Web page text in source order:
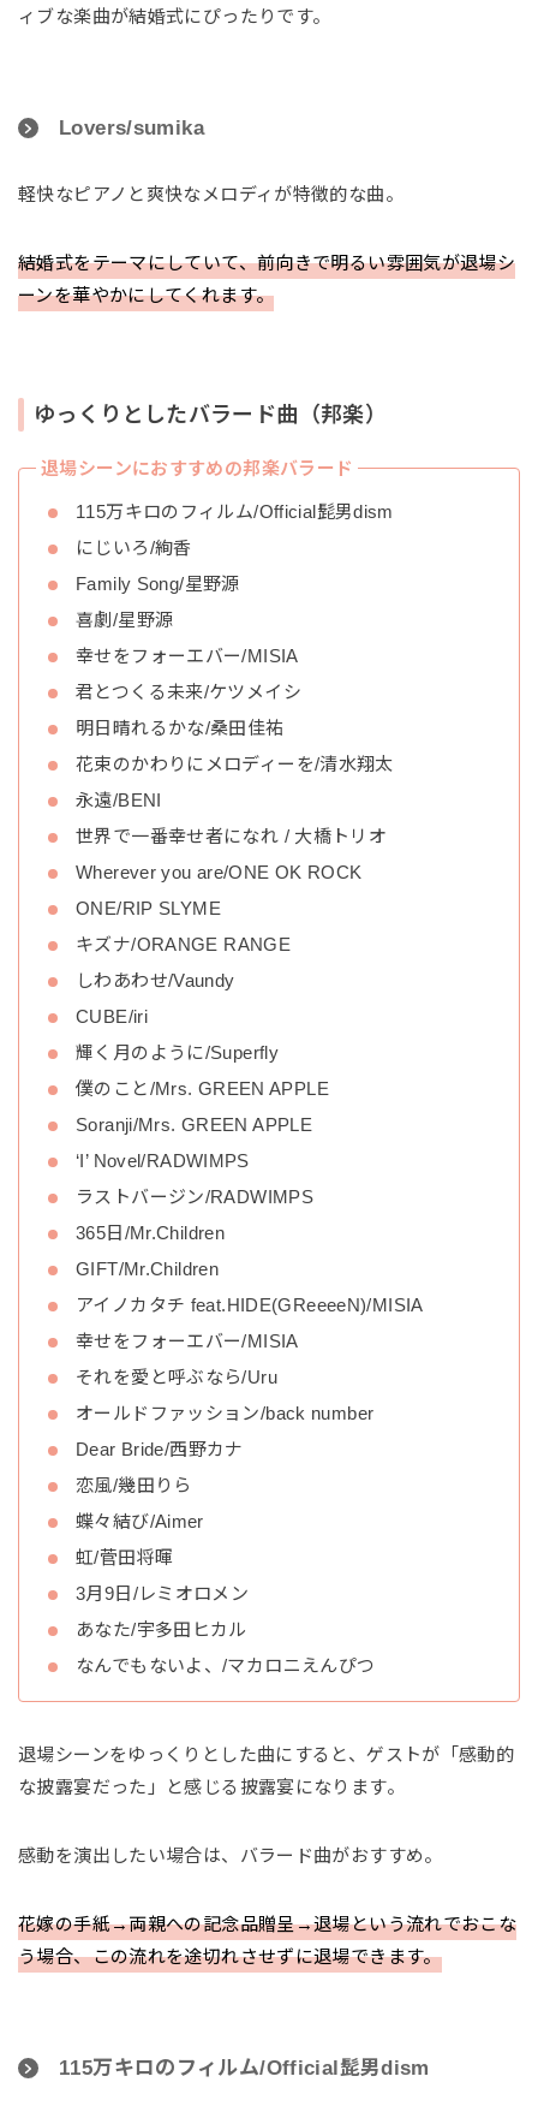
ィブな楽曲が結婚式にぴったりです。
Lovers/sumika
軽快なピアノと爽快なメロディが特徴的な曲。
結婚式をテーマにしていて、前向きで明るい雰囲気が退場シ
ーンを華やかにしてくれます。
ゆっくりとしたバラード曲（邦楽）
退場シーンにおすすめの邦楽バラード
115万キロのフィルム/Official髭男dism
にじいろ/絢香
Family Song/星野源
喜劇/星野源
幸せをフォーエバー/MISIA
君とつくる未来/ケツメイシ
明日晴れるかな/桑田佳祐
花束のかわりにメロディーを/清水翔太
永遠/BENI
世界で一番幸せ者になれ / 大橋トリオ
Wherever you are/ONE OK ROCK
ONE/RIP SLYME
キズナ/ORANGE RANGE
しわあわせ/Vaundy
CUBE/iri
輝く月のように/Superfly
僕のこと/Mrs. GREEN APPLE
Soranji/Mrs. GREEN APPLE
‘I’ Novel/RADWIMPS
ラストバージン/RADWIMPS
365日/Mr.Children
GIFT/Mr.Children
アイノカタチ feat.HIDE(GReeeeN)/MISIA
幸せをフォーエバー/MISIA
それを愛と呼ぶなら/Uru
オールドファッション/back number
Dear Bride/西野カナ
恋風/幾田りら
蝶々結び/Aimer
虹/菅田将暉
3月9日/レミオロメン
あなた/宇多田ヒカル
なんでもないよ、/マカロニえんぴつ
退場シーンをゆっくりとした曲にすると、ゲストが「感動的
な披露宴だった」と感じる披露宴になります。
感動を演出したい場合は、バラード曲がおすすめ。
花嫁の手紙→両親への記念品贈呈→退場という流れでおこな
う場合、この流れを途切れさせずに退場できます。
115万キロのフィルム/Official髭男dism